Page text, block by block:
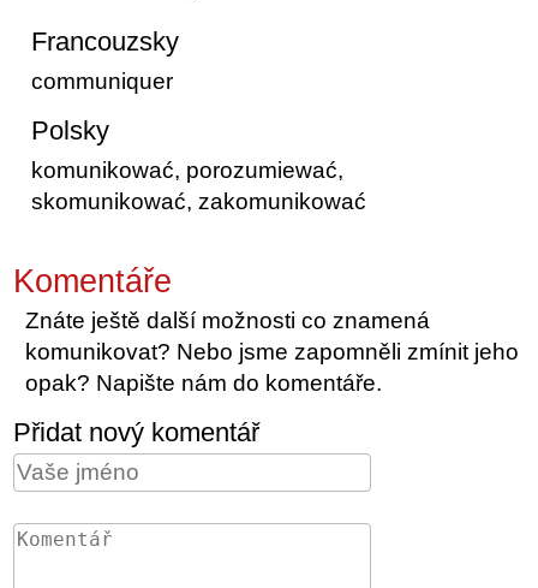
Francouzsky
communiquer
Polsky
komunikować, porozumiewać,
skomunikować, zakomunikować
Komentáře
Znáte ještě další možnosti co znamená
komunikovat? Nebo jsme zapomněli zmínit jeho
opak? Napište nám do komentáře.
Přidat nový komentář